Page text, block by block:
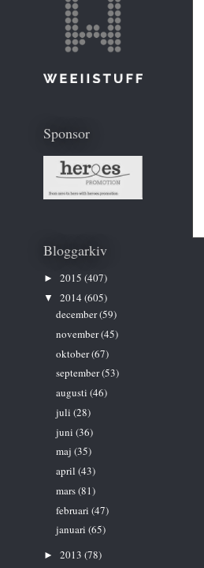
Sponsor
Bloggarkiv
► 2015 (407)
▼ 2014 (605)
december(59)
november(45)
oktober(67)
september(53)
augusti (46)
juli (28)
juni (36)
maj (35)
april (43)
mars(81)
februari (47)
januari (65)
► 2013 (78)